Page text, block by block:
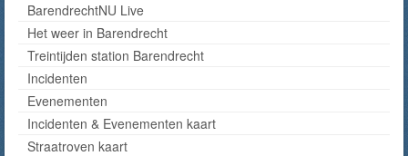
BarendrechtNU Live
Het weer in Barendrecht
Treintijden station Barendrecht
Incidenten
Evenementen
Incidenten & Evenementen kaart
Straatroven kaart